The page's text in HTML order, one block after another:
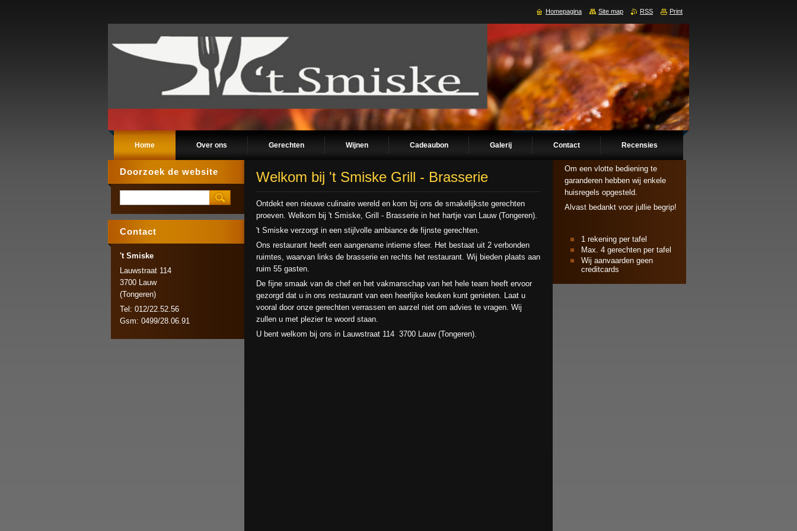
Home Over ons Gerechten Wijnen Cadeaubon Galerij Contact Recensies
Welkom bij 't Smiske Grill - Brasserie
Ontdekt een nieuwe culinaire wereld en kom bij ons de smakelijkste gerechten
proeven. Welkom bij 't Smiske, Grill - Brasserie in het hartje van Lauw (Tongeren).
't Smiske verzorgt in een stijlvolle ambiance de fijnste gerechten.
Ons restaurant heeft een aangename intieme sfeer. Het bestaat uit 2 verbonden
ruimtes, waarvan links de brasserie en rechts het restaurant. Wij bieden plaats aan
ruim 55 gasten.
De fijne smaak van de chef en het vakmanschap van het hele team heeft ervoor
gezorgd dat u in ons restaurant van een heerlijke keuken kunt genieten. Laat u
vooral door onze gerechten verrassen en aarzel niet om advies te vragen. Wij
zullen u met plezier te woord staan.
U bent welkom bij ons in Lauwstraat 114 3700 Lauw (Tongeren).
Doorzoek de website
Contact
't Smiske
Lauwstraat 114
3700 Lauw
(Tongeren)
Tel: 012/22.52.56
Gsm: 0499/28.06.91
Om een vlotte bediening te
garanderen hebben wij enkele
huisregels opgesteld.
Alvast bedankt voor jullie begrip!
1 rekening per tafel
Max. 4 gerechten per tafel
Wij aanvaarden geen
creditcards
Homepagina Site map RSS Print